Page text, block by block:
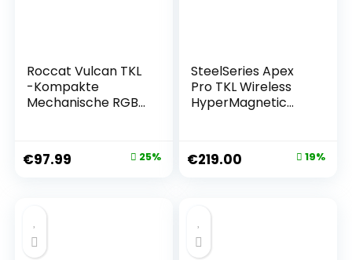
Roccat Vulcan TKL
-Kompakte
Mechanische RGB
Einzeltastenbeleuc
htung, Titan Linear
he, Multimediarad,
QWERTZ
€97.99 25%
SteelSeries Apex
Pro TKL Wireless
HyperMagnetic
Formfaktor –
Anpassbares
Bluetooth – 2,4
GHz– USB-C –
Deutsches
€219.00 19%